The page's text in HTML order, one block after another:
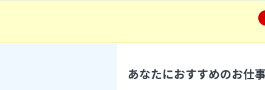
あなたにおすすめのお仕事